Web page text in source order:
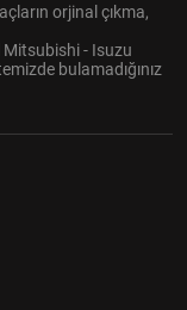
orjinal çıkma,
Mitsubishi - Isuzu
bulamadığınız